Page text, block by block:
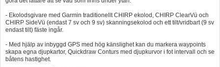
- Ekolodsgivare med Garmin traditionellt CHIRP ekolod, CHIRP ClearVü och
CHIRP SideVü (endast 7 sv och 9 sv) skanningsekolod och ett tilt/vridbart (9 sv
endast tilt) fäste ingår.
- Med hjälp av inbyggd GPS med hög känslighet kan du markera waypoints
skapa egna djupkartor, Quickdraw Conturs med djupkurvor i fot intervall och se
båtens hastighet.